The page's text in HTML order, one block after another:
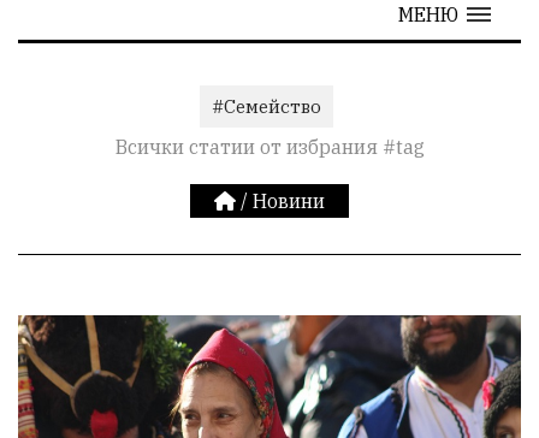
МЕНЮ
#Семейство
Всички статии от избрания #tag
/ Новини